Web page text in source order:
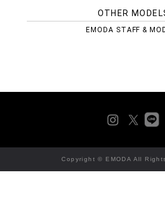
OTHER
EMODA STAFF &
Copyright © EMODA All